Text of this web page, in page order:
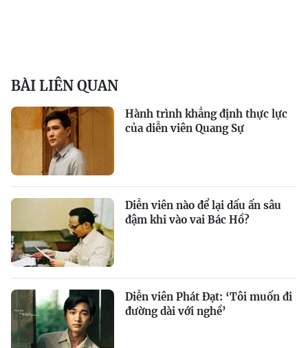
BÀI LIÊN QUAN
Hành trình khẳng định thực lực
của diễn viên Quang Sự
Diễn viên nào để lại dấu ấn sâu
đậm khi vào vai Bác Hồ?
Diễn viên Phát Đạt: ‘Tôi muốn đi
đường dài với nghề’